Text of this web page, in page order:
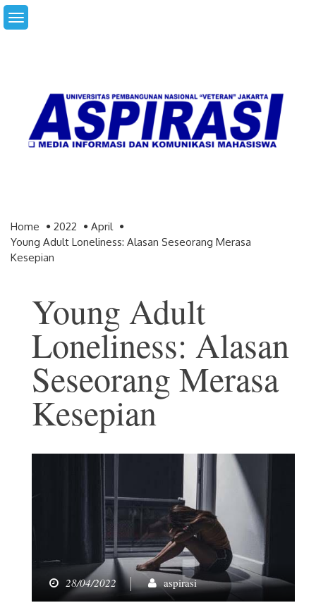
Skip
to
Home 2022
April
Young Adult Loneliness: Alasan Seseorang Merasa
Kesepian
Young Adult
Loneliness: Alasan
Seseorang Merasa
Kesepian
28/04/2022 aspirasi